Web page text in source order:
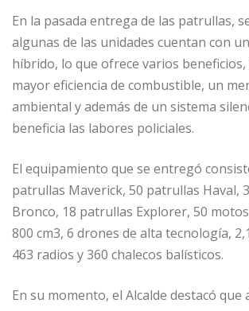
En la pasada entrega de las patrullas,
algunas de las unidades cuentan con
híbrido, lo que ofrece varios
mayor eficiencia de combustible, un
ambiental y además de un sistema
beneficia las labores policiales.
El equipamiento que se entregó
patrullas Maverick, 50 patrullas Haval,
Bronco, 18 patrullas Explorer, 50
800 cm3, 6 drones de alta tecnología,
463 radios y 360 chalecos balísticos.
En su momento, el Alcalde destacó que